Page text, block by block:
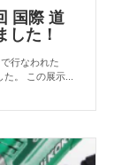
国際 道
した！
行なわれた
。 この展示...